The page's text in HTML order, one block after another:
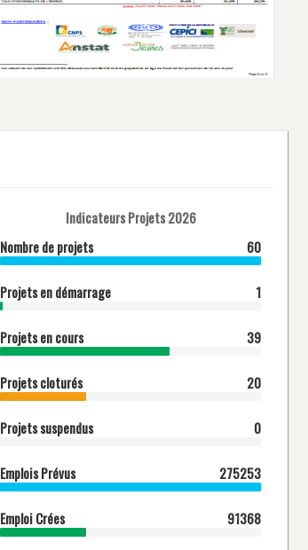
Indicateurs Projets 2026
Nombre de projets
60
Projets en démarrage 1
Projets en cours 39
Projets cloturés 20
Projets suspendus 0
Emplois Prévus 275253
Emploi Crées 91368